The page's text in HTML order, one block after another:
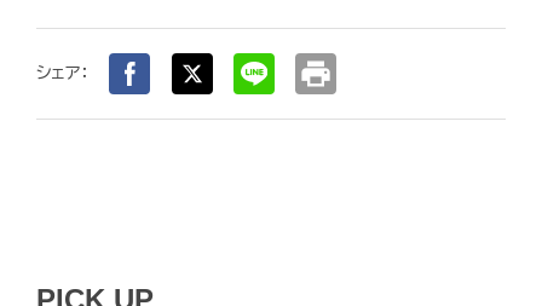
シェア： print
PICK UP